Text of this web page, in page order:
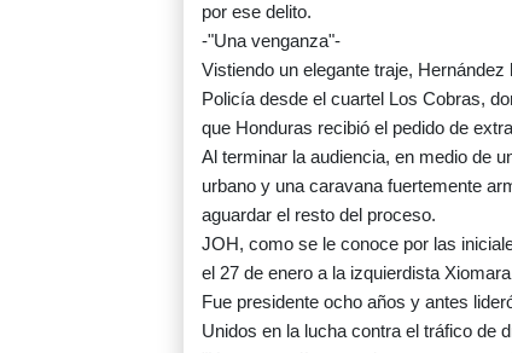
por ese delito.
-"Una venganza"-
Vistiendo un elegante traje,
Policía desde el cuartel Los Cobras,
que Honduras recibió el pedido de
Al terminar la audiencia, en medio de
urbano y una caravana fuertemente
aguardar el resto del proceso.
JOH, como se le conoce por las
el 27 de enero a la izquierdista
Fue presidente ocho años y antes
Unidos en la lucha contra el tráfico de